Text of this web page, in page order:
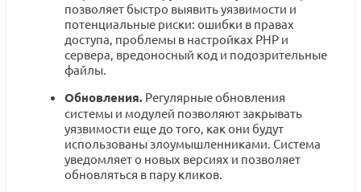
позволяет быстро выявить уязвимости и
потенциальные риски: ошибки в правах
доступа, проблемы в настройках PHP и
сервера, вредоносный код и подозрительные
файлы.
Обновления. Регулярные обновления
системы и модулей позволяют закрывать
уязвимости еще до того, как они будут
использованы злоумышленниками. Система
уведомляет о новых версиях и позволяет
обновляться в пару кликов.